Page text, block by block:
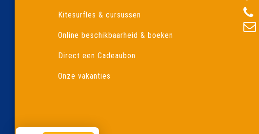
Kitesurfles & cursussen
Online beschikbaarheid & boeken
Direct een Cadeaubon
Onze vakanties